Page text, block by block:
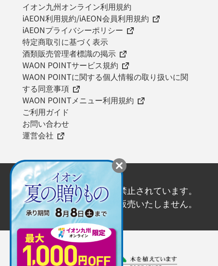
イオン九州オンライン利用規約
iAEON利用規約/iAEON会員利用規約
iAEONプライバシーポリシー
特定商取引に基づく表示
酒類販売管理者標識の掲示
WAON POINTサービス規約
WAON POINTに関する個人情報の取り扱いに関
する同意事項
WAON POINTメニュー利用規約
ご利用ガイド
お問い合わせ
運営会社
20歳未満の飲酒は法律で禁止されています。
20歳未満の方にはお酒を販売いたしません。